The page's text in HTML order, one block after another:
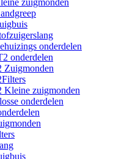
zuigmonden
onderdelen
onderdelen
Zuigmonden
Kleine zuigmonden
onderdelen